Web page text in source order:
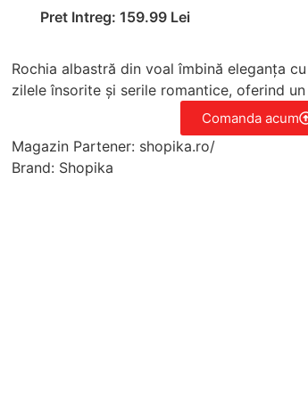
Pret Intreg: 159.99 Lei
Rochia albastră din voal îmbină eleganța
zilele însorite și serile romantice, oferind
Comanda acum
Magazin Partener: shopika.ro/
Brand: Shopika